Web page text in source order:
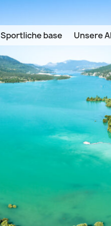
Sportliche base Unsere